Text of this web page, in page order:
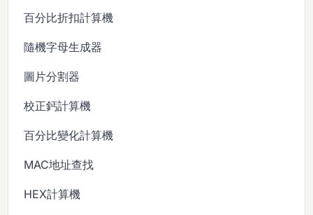
百分比折扣計算機
隨機字母生成器
圖片分割器
校正鈣計算機
百分比變化計算機
MAC地址查找
HEX計算機